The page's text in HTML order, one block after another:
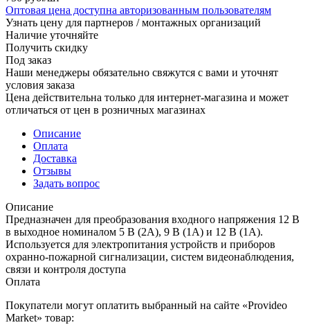
Оптовая цена доступна авторизованным пользователям
Узнать цену для партнеров / монтажных организаций
Наличие уточняйте
Получить скидку
Под заказ
Наши менеджеры обязательно свяжутся с вами и уточнят
условия заказа
Цена действительна только для интернет-магазина и может
отличаться от цен в розничных магазинах
Описание
Оплата
Доставка
Отзывы
Задать вопрос
Описание
Предназначен для преобразования входного напряжения 12 В
в выходное номиналом 5 В (2А), 9 В (1А) и 12 В (1А).
Используется для электропитания устройств и приборов
охранно-пожарной сигнализации, систем видеонаблюдения,
связи и контроля доступа
Оплата
Покупатели могут оплатить выбранный на сайте «Provideo
Market» товар: